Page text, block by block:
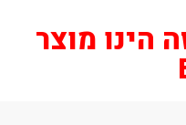
הינו מוצר